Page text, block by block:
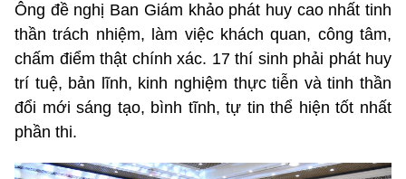
Ông đề nghị Ban Giám khảo phát huy cao nhất tinh
thần trách nhiệm, làm việc khách quan, công tâm,
chấm điểm thật chính xác. 17 thí sinh phải phát huy
trí tuệ, bản lĩnh, kinh nghiệm thực tiễn và tinh thần
đổi mới sáng tạo, bình tĩnh, tự tin thể hiện tốt nhất
phần thi.